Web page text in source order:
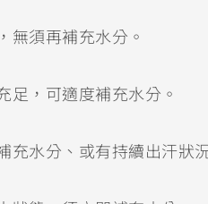
無須再補充水分。
足，可適度補充水分。
充水分、或有持續出汗狀